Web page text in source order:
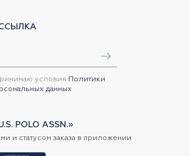
условия Политики
данных
POLO ASSN.»
и статусом заказа в приложении